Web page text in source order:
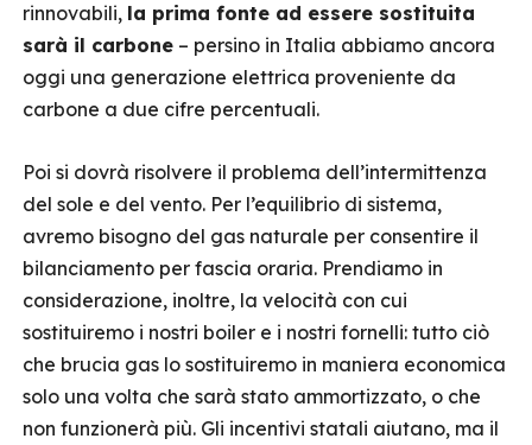
rinnovabili, la prima fonte ad essere sostituita
sarà il carbone – persino in Italia abbiamo ancora
oggi una generazione elettrica proveniente da
carbone a due cifre percentuali.
Poi si dovrà risolvere il problema dell’intermittenza
del sole e del vento. Per l’equilibrio di sistema,
avremo bisogno del gas naturale per consentire il
bilanciamento per fascia oraria. Prendiamo in
considerazione, inoltre, la velocità con cui
sostituiremo i nostri boiler e i nostri fornelli: tutto ciò
che brucia gas lo sostituiremo in maniera economica
solo una volta che sarà stato ammortizzato, o che
non funzionerà più. Gli incentivi statali aiutano, ma il